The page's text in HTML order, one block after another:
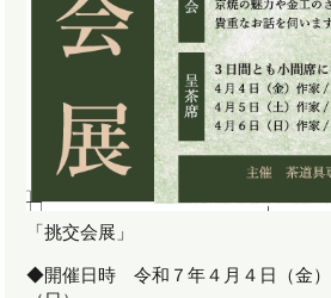
「挑交会展」
◆開催日時 令和７年４月４日（金）